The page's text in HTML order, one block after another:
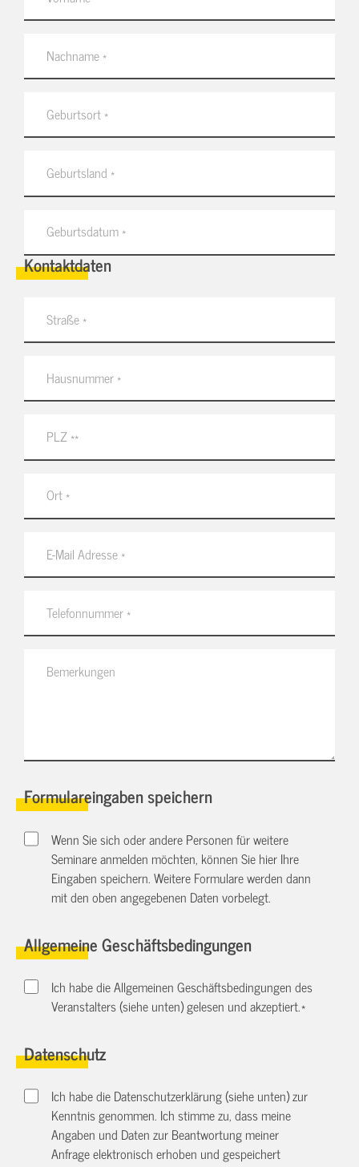
Kontaktdaten
Formulareingaben speichern
Wenn Sie sich oder andere Personen für weitere
Seminare anmelden möchten, können Sie hier Ihre
Eingaben speichern. Weitere Formulare werden dann
mit den oben angegebenen Daten vorbelegt.
Allgemeine Geschäftsbedingungen
Ich habe die Allgemeinen Geschäftsbedingungen des
Veranstalters (siehe unten) gelesen und akzeptiert.*
Datenschutz
Ich habe die Datenschutzerklärung (siehe unten) zur
Kenntnis genommen. Ich stimme zu, dass meine
Angaben und Daten zur Beantwortung meiner
Anfrage elektronisch erhoben und gespeichert